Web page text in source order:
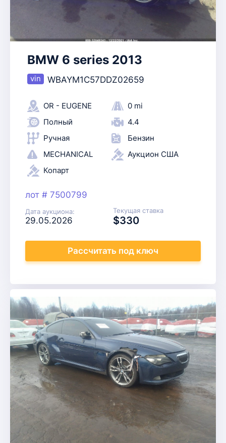
BMW 6 series 2013
WBAYM1C57DDZ02659
OR - EUGENE
0 mi
Полный
4.4
Ручная
Бензин
MECHANICAL
Аукцион США
Копарт
лот # 7500799
Дата аукциона:
29.05.2026
Текущая ставка
$330
Рассчитать под ключ